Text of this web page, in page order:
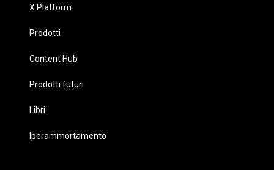
X Platform
Prodotti
Content Hub
Prodotti futuri
Libri
Iperammortamento